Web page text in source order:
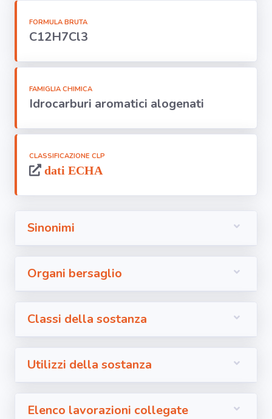
Segnala dati
rilevati in
Home
FORMULA BRUTA
C12H7Cl3
FAMIGLIA CHIMICA
Idrocarburi aromatici alogenati
CLASSIFICAZIONE CLP
dati ECHA
Sinonimi
Organi bersaglio
Classi della sostanza
Utilizzi della sostanza
Elenco lavorazioni collegate